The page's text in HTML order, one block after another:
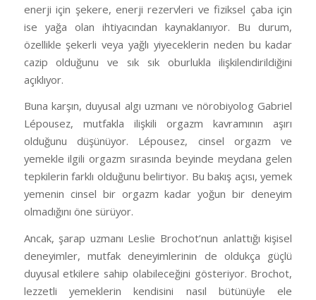
enerji için şekere, enerji rezervleri ve fiziksel çaba için
ise yağa olan ihtiyacından kaynaklanıyor. Bu durum,
özellikle şekerli veya yağlı yiyeceklerin neden bu kadar
cazip olduğunu ve sık sık oburlukla ilişkilendirildiğini
açıklıyor.
Buna karşın, duyusal algı uzmanı ve nörobiyolog Gabriel
Lépousez, mutfakla ilişkili orgazm kavramının aşırı
olduğunu düşünüyor. Lépousez, cinsel orgazm ve
yemekle ilgili orgazm sırasında beyinde meydana gelen
tepkilerin farklı olduğunu belirtiyor. Bu bakış açısı, yemek
yemenin cinsel bir orgazm kadar yoğun bir deneyim
olmadığını öne sürüyor.
Ancak, şarap uzmanı Leslie Brochot’nun anlattığı kişisel
deneyimler, mutfak deneyimlerinin de oldukça güçlü
duyusal etkilere sahip olabileceğini gösteriyor. Brochot,
lezzetli yemeklerin kendisini nasıl bütünüyle ele